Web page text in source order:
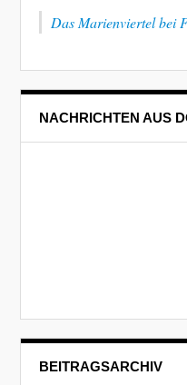
Das Marienviertel bei
NACHRICHTEN AUS
BEITRAGSARCHIV